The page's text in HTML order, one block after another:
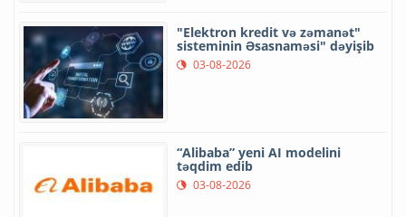
"Elektron kredit və zəmanət"
sisteminin Əsasnaməsi" dəyişib
03-08-2026
“Alibaba” yeni AI modelini
təqdim edib
03-08-2026